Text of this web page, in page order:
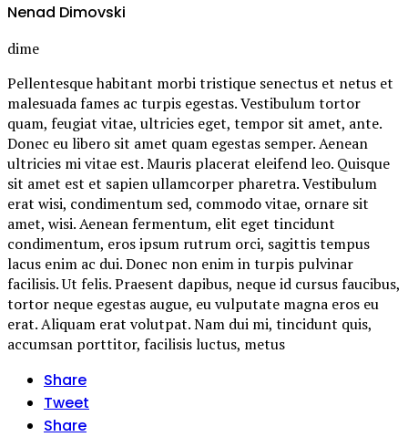
Nenad Dimovski
dime
Pellentesque habitant morbi tristique senectus et netus et
malesuada fames ac turpis egestas. Vestibulum tortor
quam, feugiat vitae, ultricies eget, tempor sit amet, ante.
Donec eu libero sit amet quam egestas semper. Aenean
ultricies mi vitae est. Mauris placerat eleifend leo. Quisque
sit amet est et sapien ullamcorper pharetra. Vestibulum
erat wisi, condimentum sed, commodo vitae, ornare sit
amet, wisi. Aenean fermentum, elit eget tincidunt
condimentum, eros ipsum rutrum orci, sagittis tempus
lacus enim ac dui. Donec non enim in turpis pulvinar
facilisis. Ut felis. Praesent dapibus, neque id cursus faucibus,
tortor neque egestas augue, eu vulputate magna eros eu
erat. Aliquam erat volutpat. Nam dui mi, tincidunt quis,
accumsan porttitor, facilisis luctus, metus
Share
Tweet
Share